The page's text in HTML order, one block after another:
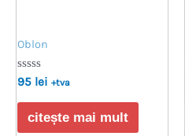
Oblon
Evaluat
0
din
95 lei +tva
citește mai mult